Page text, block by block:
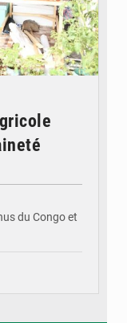
du Congo et